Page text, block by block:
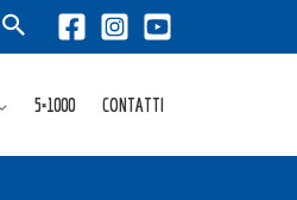
5×1000 CONTATTI